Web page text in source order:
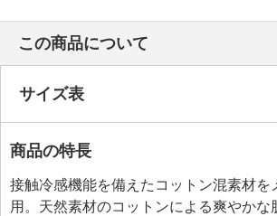
この商品について
サイズ表
商品の特長
接触冷感機能を備えたコットン混素材を
用。天然素材のコットンによる爽やかな